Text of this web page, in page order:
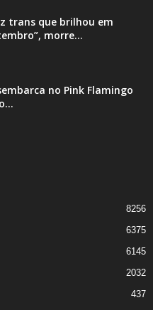
trans que brilhou em
morre...
no Pink Flamingo
8256
6375
6145
2032
437